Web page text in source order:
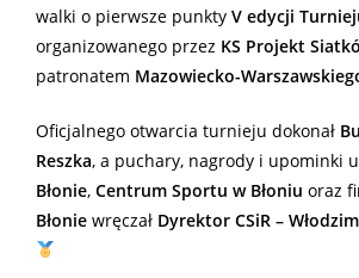
walki o pierwsze punkty V edycji
organizowanego przez KS Projekt
patronatem Mazowiecko-
Oficjalnego otwarcia turnieju dokonał
Reszka, a puchary, nagrody i upominki
Błonie, Centrum Sportu w Błoniu oraz
Błonie wręczał Dyrektor CSiR –